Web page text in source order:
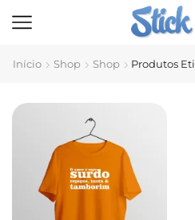
Início Shop Shop Produtos